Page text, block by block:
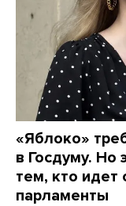
«Яблоко»
в Госдуму.
тем, кто идет
парламенты